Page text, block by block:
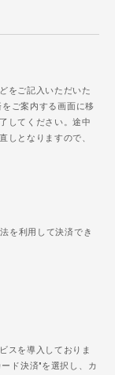
をご記入いただいた
ご案内する画面に移
してください。途中
しとなりますので、
を利用して決済でき
スを導入しておりま
ド決済"を選択し、カ